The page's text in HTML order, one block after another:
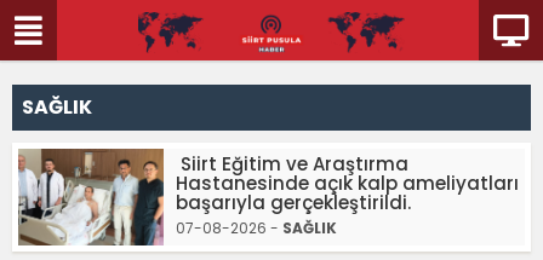
SAĞLIK
Siirt Eğitim ve Araştırma
Hastanesinde açık kalp ameliyatları
başarıyla gerçekleştirildi.
07-08-2026 - SAĞLIK